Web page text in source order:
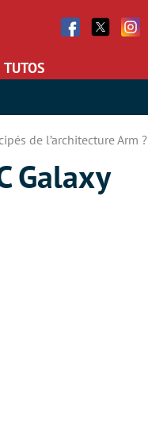
Facebook
Twitter
TUTOS
de l’architecture Arm ?
Galaxy